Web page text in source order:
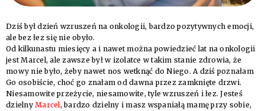
Dziś był dzień wzruszeń na onkologii, bardzo pozytywnych emocji,
ale bez łez się nie obyło.
Od kilkunastu miesięcy a i nawet można powiedzieć lat na onkologii
jest Marcel, ale zawsze był w izolatce w takim stanie zdrowia, że
mowy nie było, żeby nawet nos wetknąć do Niego. A dziś poznałam
Go osobiście, choć go znałam od dawna przez zamknięte drzwi.
Niesamowite przeżycie, niesamowite, tyle wzruszeń i łez. Jesteś
dzielny Marcel, bardzo dzielny i masz wspaniałą mamę przy sobie,